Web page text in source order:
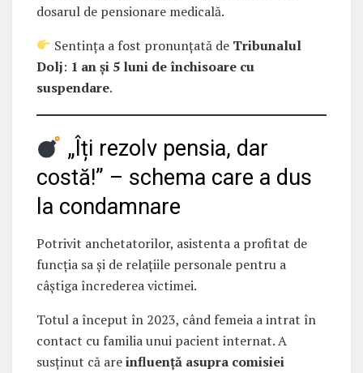
dosarul de pensionare medicală.
Sentința a fost pronunțată de Tribunalul
Dolj: 1 an și 5 luni de închisoare cu
suspendare.
„Îți rezolv pensia, dar
costă!” – schema care a dus
la condamnare
Potrivit anchetatorilor, asistenta a profitat de
funcția sa și de relațiile personale pentru a
câștiga încrederea victimei.
Totul a început în 2023, când femeia a intrat în
contact cu familia unui pacient internat. A
susținut că areinfluență asupra comisiei